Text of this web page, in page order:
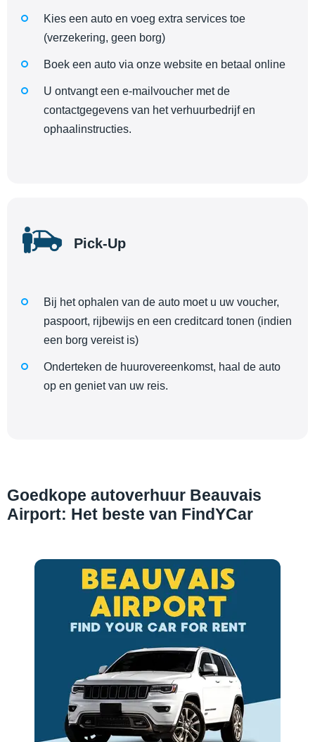
Kies een auto en voeg extra services toe
(verzekering, geen borg)
Boek een auto via onze website en betaal online
U ontvangt een e-mailvoucher met de
contactgegevens van het verhuurbedrijf en
ophaalinstructies.
Pick-Up
Bij het ophalen van de auto moet u uw voucher,
paspoort, rijbewijs en een creditcard tonen (indien
een borg vereist is)
Onderteken de huurovereenkomst, haal de auto
op en geniet van uw reis.
Goedkope autoverhuur Beauvais
Airport: Het beste van FindYCar